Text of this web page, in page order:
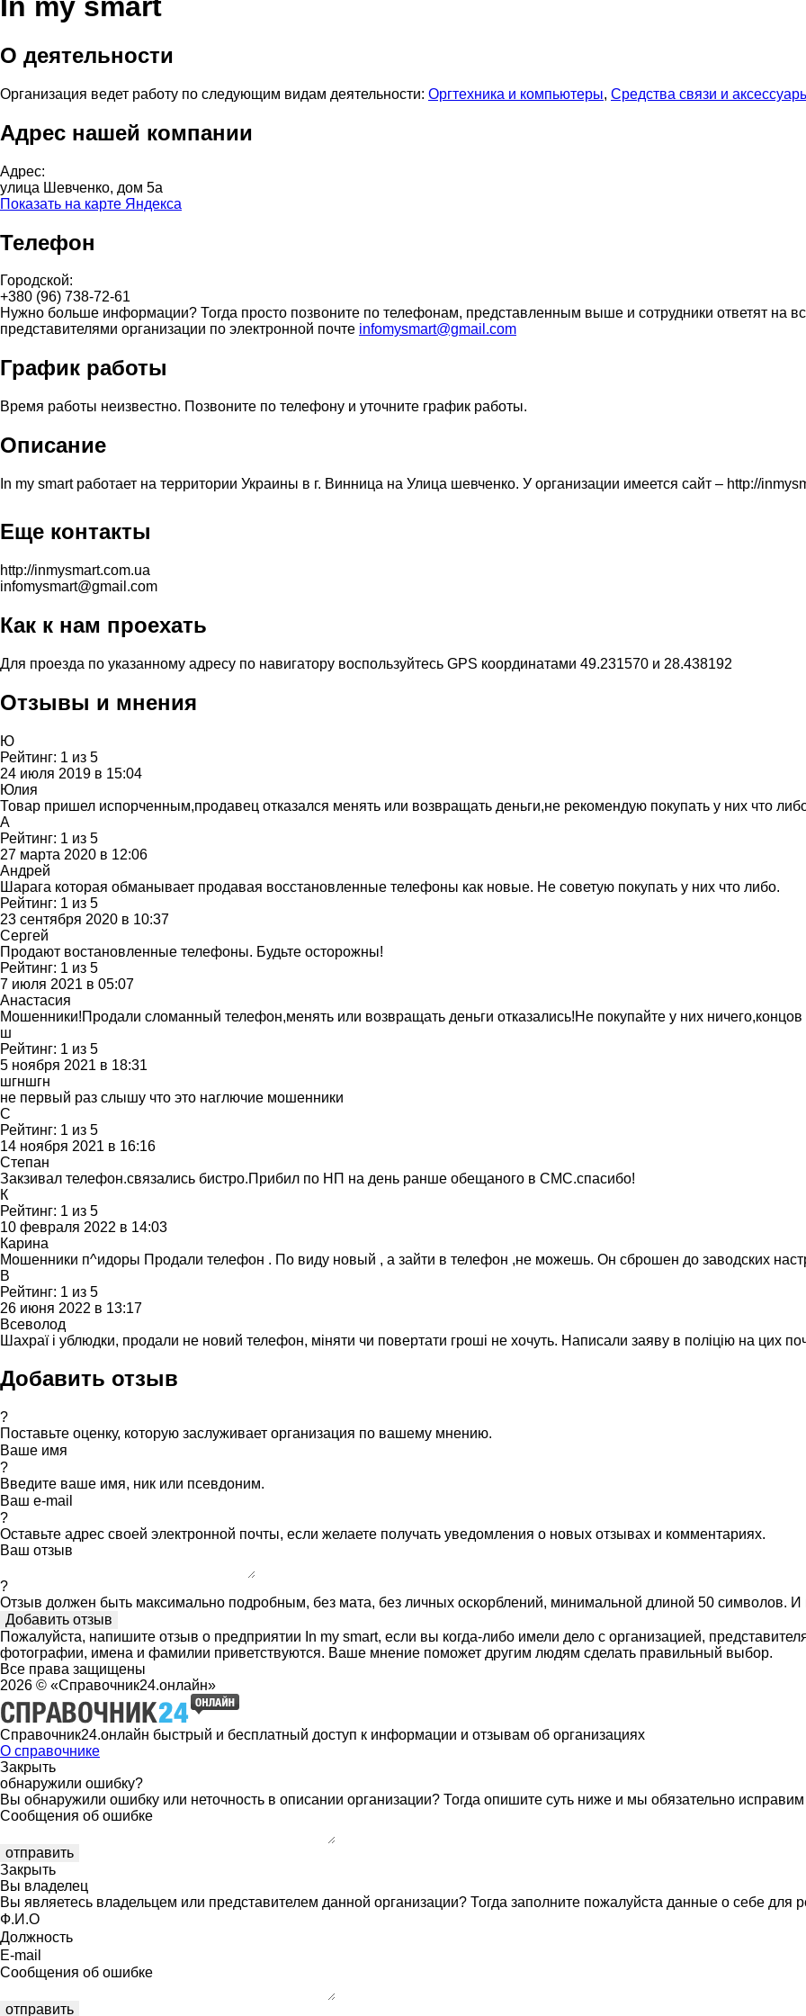
In my smart
О деятельности
Организация ведет работу по следующим видам деятельности: Оргтехника и компьютеры, Средства связи и
Адрес нашей компании
Адрес:
улица Шевченко, дом 5а
Показать на карте Яндекса
Телефон
Городской:
+380 (96) 738-72-61
Нужно больше информации? Тогда просто позвоните по телефонам, представленным выше и сотрудники ответят на
представителями организации по электронной почте infomysmart@gmail.com
График работы
Время работы неизвестно. Позвоните по телефону и уточните график работы.
Описание
In my smart работает на территории Украины в г. Винница на Улица шевченко. У организации имеется сайт – http://
Еще контакты
http://inmysmart.com.ua
infomysmart@gmail.com
Как к нам проехать
Для проезда по указанному адресу по навигатору воспользуйтесь GPS координатами 49.231570 и 28.438192
Отзывы и мнения
Ю
Рейтинг: 1 из 5
24 июля 2019 в 15:04
Юлия
Товар пришел испорченным,продавец отказался менять или возвращать деньги,не рекомендую покупать у них что
А
Рейтинг: 1 из 5
27 марта 2020 в 12:06
Андрей
Шарага которая обманывает продавая восстановленные телефоны как новые. Не советую покупать у них что либо.
Рейтинг: 1 из 5
23 сентября 2020 в 10:37
Сергей
Продают востановленные телефоны. Будьте осторожны!
Рейтинг: 1 из 5
7 июля 2021 в 05:07
Анастасия
Мошенники!Продали сломанный телефон,менять или возвращать деньги отказались!Не покупайте у них ничего,концов
ш
Рейтинг: 1 из 5
5 ноября 2021 в 18:31
шгншгн
не первый раз слышу что это наглючие мошенники
С
Рейтинг: 1 из 5
14 ноября 2021 в 16:16
Степан
Закзивал телефон.связались бистро.Прибил по НП на день ранше обещаного в СМС.спасибо!
К
Рейтинг: 1 из 5
10 февраля 2022 в 14:03
Карина
Мошенники п^идоры Продали телефон . По виду новый , а зайти в телефон ,не можешь. Он сброшен до заводских
В
Рейтинг: 1 из 5
26 июня 2022 в 13:17
Всеволод
Шахраї і ублюдки, продали не новий телефон, міняти чи повертати гроші не хочуть. Написали заяву в поліцію на цих
Добавить отзыв
?
Поставьте оценку, которую заслуживает организация по вашему мнению.
Ваше имя
?
Введите ваше имя, ник или псевдоним.
Ваш e-mail
?
Оставьте адрес своей электронной почты, если желаете получать уведомления о новых отзывах и комментариях.
Ваш отзыв
?
Отзыв должен быть максимально подробным, без мата, без личных оскорблений, минимальной длиной 50 символов.
Пожалуйста, напишите отзыв о предприятии In my smart, если вы когда-либо имели дело с организацией,
фотографии, имена и фамилии приветствуются. Ваше мнение поможет другим людям сделать правильный выбор.
Все права защищены
2026 © «Справочник24.онлайн»
Справочник24.онлайн быстрый и бесплатный доступ к информации и отзывам об организациях
О справочнике
Закрыть
обнаружили ошибку?
Вы обнаружили ошибку или неточность в описании организации? Тогда опишите суть ниже и мы обязательно
Сообщения об ошибке
Закрыть
Вы владелец
Вы являетесь владельцем или представителем данной организации? Тогда заполните пожалуйста данные о себе для
Ф.И.О
Должность
E-mail
Сообщения об ошибке